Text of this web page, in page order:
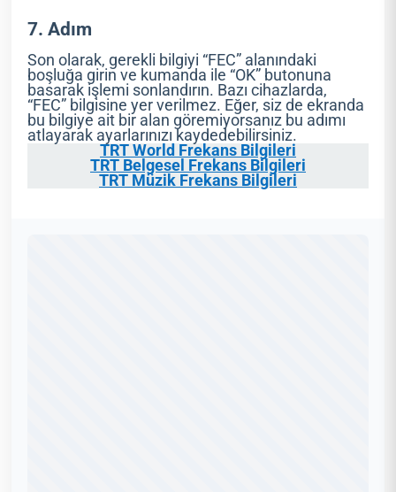
7. Adım
Son olarak, gerekli bilgiyi “FEC” alanındaki
boşluğa girin ve kumanda ile “OK” butonuna
basarak işlemi sonlandırın. Bazı cihazlarda,
“FEC” bilgisine yer verilmez. Eğer, siz de ekranda
bu bilgiye ait bir alan göremiyorsanız bu adımı
atlayarak ayarlarınızı kaydedebilirsiniz.
TRT World Frekans Bilgileri
TRT Belgesel Frekans Bilgileri
TRT Müzik Frekans Bilgileri